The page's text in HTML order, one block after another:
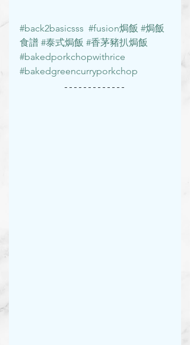
#back2basicsss #fusion焗飯 #焗飯
食譜 #泰式焗飯 #香茅豬扒焗飯
#bakedporkchopwithrice
#bakedgreencurryporkchop